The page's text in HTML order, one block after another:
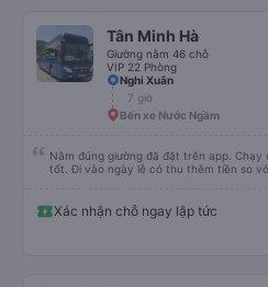
Tân Minh Hà
Giường nằm 46 chỗ
VIP 22 Phòng
Nghi Xuân
7 giờ
Bến xe Nước Ngầm
Nằm đúng giường đã đặt trên app. Chạy
tốt. Đi vào ngày lễ có thu thêm tiền so
Xác nhận chỗ ngay lập tức